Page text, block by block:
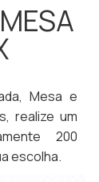
Mesa e
realize um
200
escolha.